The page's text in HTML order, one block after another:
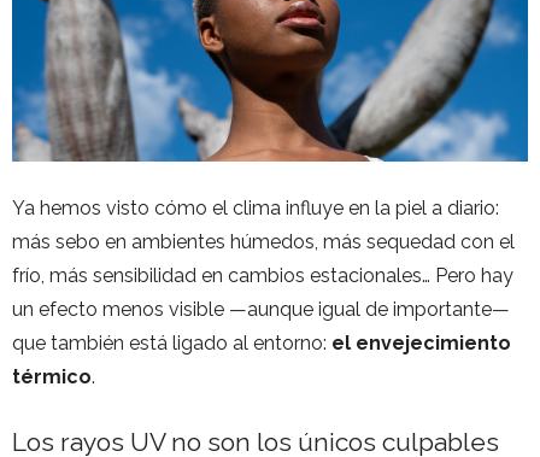
Ya hemos visto cómo el clima influye en la piel a diario:
más sebo en ambientes húmedos, más sequedad con el
frío, más sensibilidad en cambios estacionales… Pero hay
un efecto menos visible —aunque igual de importante—
que también está ligado al entorno: el envejecimiento
térmico.
Los rayos UV no son los únicos culpables